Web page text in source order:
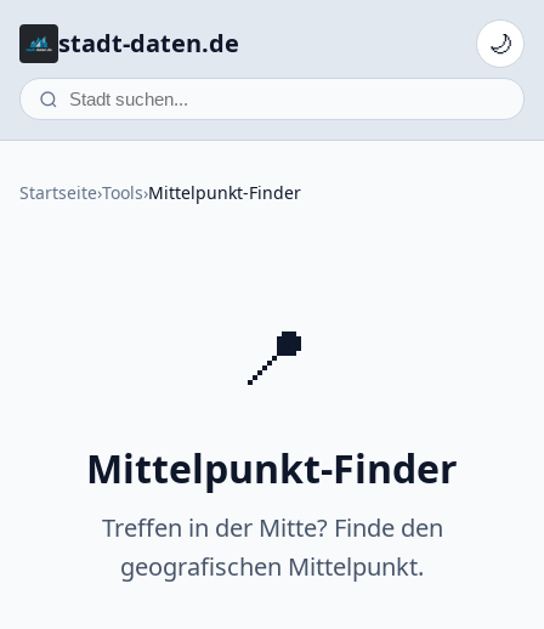
stadt-daten.de 🌙
Startseite›Tools›Mittelpunkt-Finder
📍
Mittelpunkt-Finder
Treffen in der Mitte? Finde den
geografischen Mittelpunkt.